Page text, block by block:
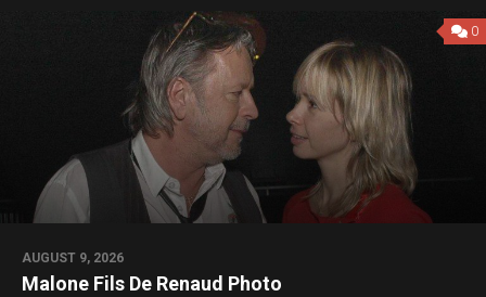
0
AUGUST 9, 2026
Malone Fils De Renaud Photo